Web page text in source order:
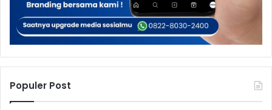
Populer Post